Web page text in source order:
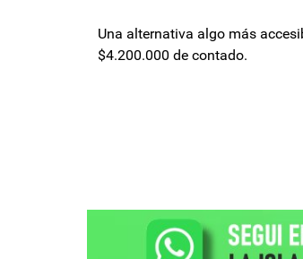
Una alternativa algo más
$4.200.000 de contado.